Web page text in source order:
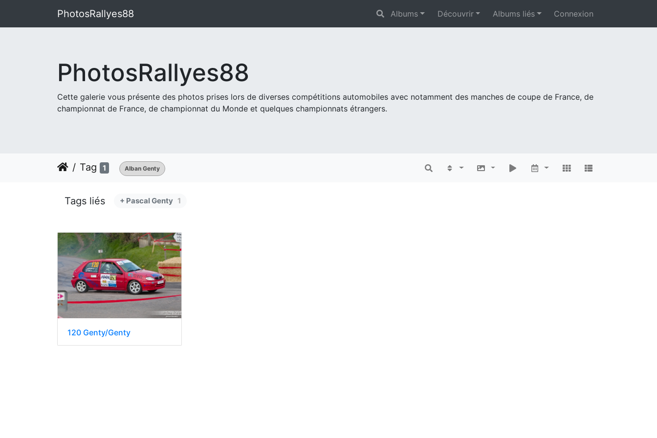
PhotosRallyes88 Albums Découvrir Albums liés Connexion
PhotosRallyes88
Cette galerie vous présente des photos prises lors de diverses compétitions automobiles avec notamment des manches de coupe de France, de
championnat de France, de championnat du Monde et quelques championnats étrangers.
Tag 1 Alban Genty
Tags liés + Pascal Genty 1
120 Genty/Genty